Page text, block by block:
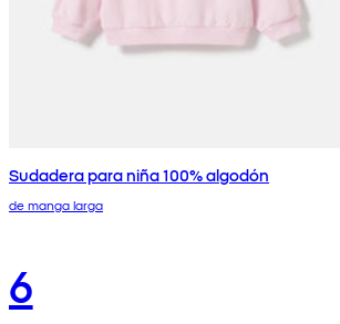
Sudadera para niña 100% algodón
de manga larga
6